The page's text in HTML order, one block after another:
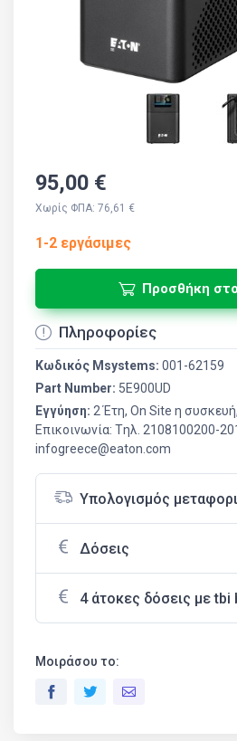
95,00 €
Χωρίς ΦΠΑ: 76,61 €
1-2 εργάσιμες
Προσθήκη
Πληροφορίες
Κωδικός Msystems: 001-62159
Part Number: 5E900UD
Εγγύηση: 2 Έτη, On Site η
Επικοινωνία: Tηλ. 2108100200-
infogreece@eaton.com
Υπολογισμός
Δόσεις
4 άτοκες δόσεις με tbi
Μοιράσου το: